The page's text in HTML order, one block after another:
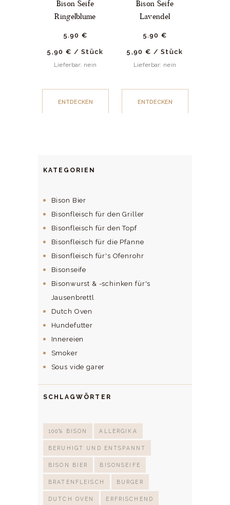
Bison Seife
Ringelblume
5.90 €
5,90 € /Stück
Lieferbar: nein
ENTDECKEN
Bison Seife
Lavendel
5.90 €
5,90 € /Stück
Lieferbar: nein
ENTDECKEN
KATEGORIEN
Bison Bier
Bisonfleisch für den Griller
Bisonfleisch für den Topf
Bisonfleisch für die Pfanne
Bisonfleisch für's Ofenrohr
Bisonseife
Bisonwurst & -schinken für's
Jausenbrettl
Dutch Oven
Hundefutter
Innereien
Smoker
Sous vide garer
SCHLAGWÖRTER
100% BISON ALLERGIKA
BERUHIGT UND ENTSPANNT
BISON BIER BISONSEIFE
BRATENFLEISCH BURGER
DUTCH OVEN ERFRISCHEND